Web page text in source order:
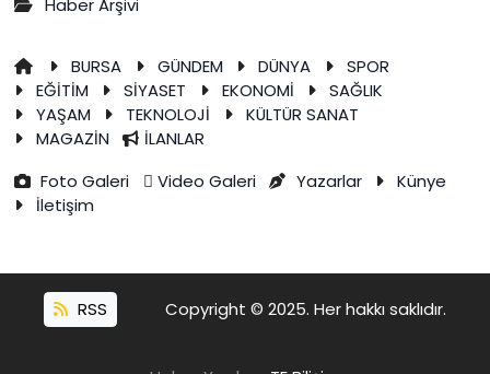
BURSA GÜNDEM DÜNYA
SPOR
EĞİTİM
SİYASET EKONOMİ
SAĞLIK
YAŞAM
TEKNOLOJİ
KÜLTÜR SANAT
MAGAZİN
İLANLAR
Foto Galeri
Video Galeri Yazarlar
Künye
İletişim
RSS Copyright © 2025. Her hakkı saklıdır.